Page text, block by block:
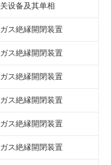
关设备及其单相
ガス絶縁開閉装置
ガス絶縁開閉装置
ガス絶縁開閉装置
ガス絶縁開閉装置
ガス絶縁開閉装置
ガス絶縁開閉装置